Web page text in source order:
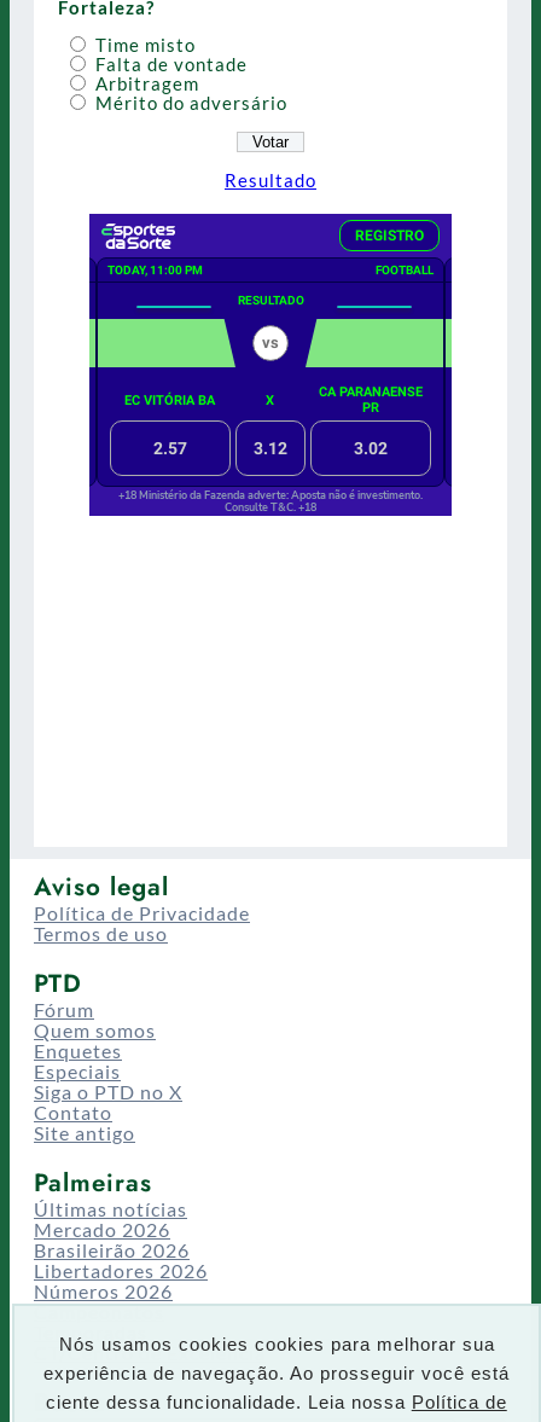
Nós usamos cookies cookies para melhorar sua
experiência de navegação. Ao prosseguir você está
ciente dessa funcionalidade. Leia nossa Política de
Fortaleza?
Time misto
Falta de vontade
Arbitragem
Mérito do adversário
Resultado
Aviso legal
Política de Privacidade
Termos de uso
PTD
Fórum
Quem somos
Enquetes
Especiais
Siga o PTD no X
Contato
Site antigo
Palmeiras
Últimas notícias
Mercado 2026
Brasileirão 2026
Libertadores 2026
Números 2026
Campeonatos
CT/Centro de Excelência
Busca